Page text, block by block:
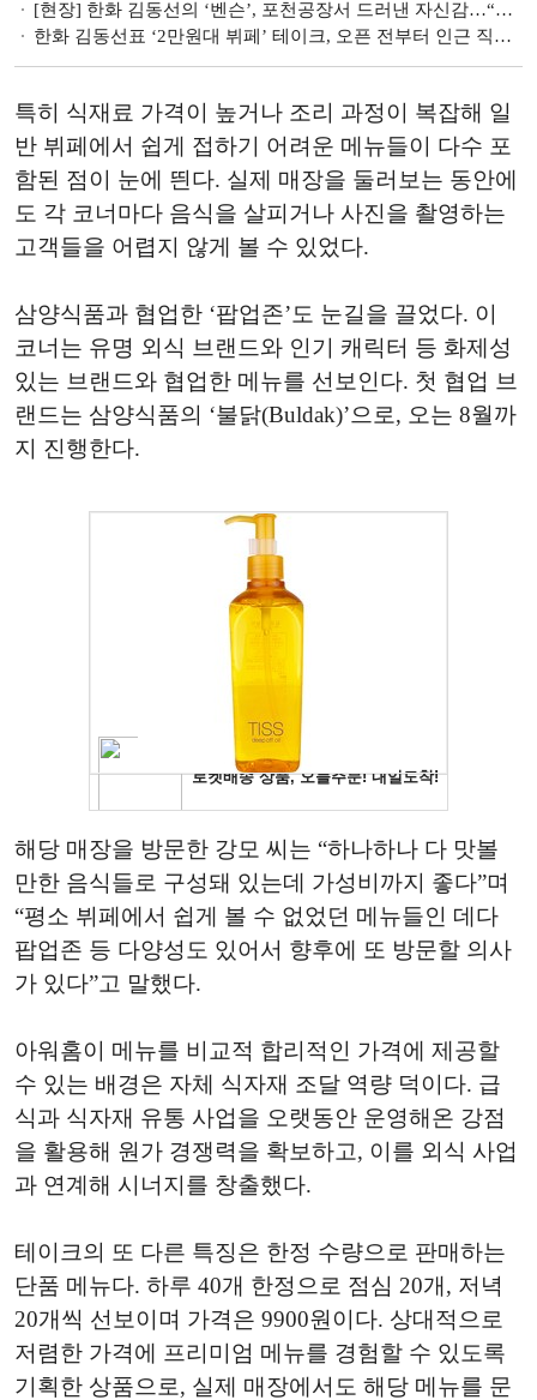
[현장] 한화 김동선의 ‘벤슨’, 포천공장서 드러낸 자신감…“내년 100호점 달성”
한화 김동선표 ‘2만원대 뷔페’ 테이크, 오픈 전부터 인근 직장인들 ‘관심’
특히 식재료 가격이 높거나 조리 과정이 복잡해 일
반 뷔페에서 쉽게 접하기 어려운 메뉴들이 다수 포
함된 점이 눈에 띈다. 실제 매장을 둘러보는 동안에
도 각 코너마다 음식을 살피거나 사진을 촬영하는
고객들을 어렵지 않게 볼 수 있었다.
삼양식품과 협업한 ‘팝업존’도 눈길을 끌었다. 이
코너는 유명 외식 브랜드와 인기 캐릭터 등 화제성
있는 브랜드와 협업한 메뉴를 선보인다. 첫 협업 브
랜드는 삼양식품의 ‘불닭(Buldak)’으로, 오는 8월까
지 진행한다.
해당 매장을 방문한 강모 씨는 “하나하나 다 맛볼
만한 음식들로 구성돼 있는데 가성비까지 좋다”며
“평소 뷔페에서 쉽게 볼 수 없었던 메뉴들인 데다
팝업존 등 다양성도 있어서 향후에 또 방문할 의사
가 있다”고 말했다.
아워홈이 메뉴를 비교적 합리적인 가격에 제공할
수 있는 배경은 자체 식자재 조달 역량 덕이다. 급
식과 식자재 유통 사업을 오랫동안 운영해온 강점
을 활용해 원가 경쟁력을 확보하고, 이를 외식 사업
과 연계해 시너지를 창출했다.
테이크의 또 다른 특징은 한정 수량으로 판매하는
단품 메뉴다. 하루 40개 한정으로 점심 20개, 저녁
20개씩 선보이며 가격은 9900원이다. 상대적으로
저렴한 가격에 프리미엄 메뉴를 경험할 수 있도록
기획한 상품으로, 실제 매장에서도 해당 메뉴를 문